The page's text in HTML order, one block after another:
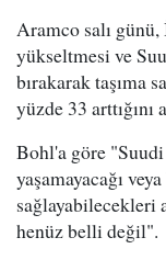
Aramco salı günü,
yükseltmesi ve
bırakarak taşıma
yüzde 33 arttığını
Bohl'a göre "Suudi
yaşamayacağı
sağlayabilecekleri
henüz belli değil".